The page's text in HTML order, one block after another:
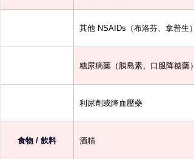
其他 NSAIDs（布洛芬、拿普生）
糖尿病藥（胰島素、口服降糖藥）
利尿劑或降血壓藥
食物 / 飲料 酒精